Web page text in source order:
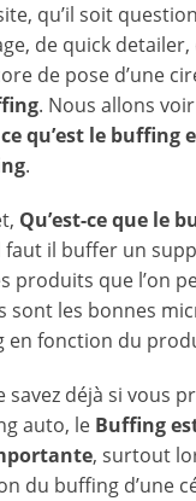
qu’il soit
de quick
de pose d’une
. Nous allons
ce qu’est le buffing
.
Qu’est-ce que le
faut il buffer un
produits que l’on
sont les bonnes
en fonction du
savez déjà si vous
auto, le Buffing
, surtout
du buffing d’une